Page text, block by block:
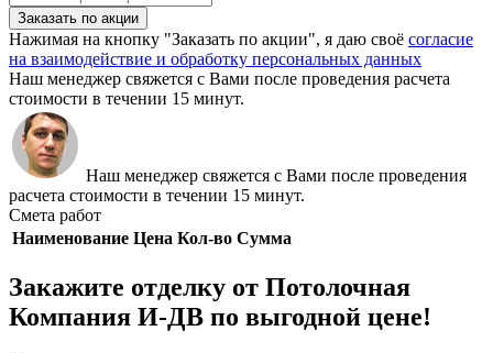
Заказать по акции
Нажимая на кнопку "Заказать по акции", я даю своё согласие
на взаимодействие и обработку персональных данных
Наш менеджер свяжется с Вами после проведения расчета
стоимости в течении 15 минут.
Наш менеджер свяжется с Вами после проведения
расчета стоимости в течении 15 минут.
Смета работ
Наименование Цена Кол-во Сумма
Закажите отделку от Потолочная
Компания И-ДВ по выгодной цене!